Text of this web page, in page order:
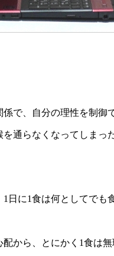
で、自分の理性を制御
通らなくなってしまっ
日に1食は何としてでも
から、とにかく1食は